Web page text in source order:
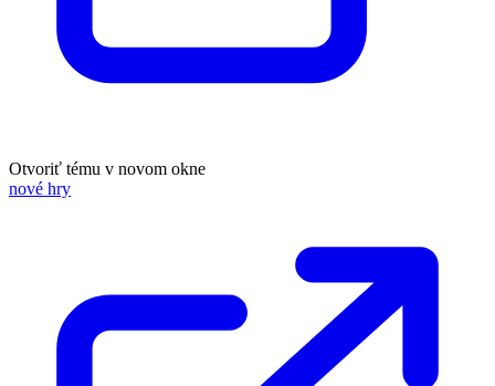
Otvoriť tému v novom okne
nové hry